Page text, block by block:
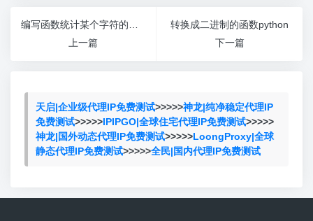
上一篇
转换成二进制的函数python
下一篇
天启|企业级代理IP免费测试>>>>>神龙|纯净稳定代理IP
免费测试>>>>>IPIPGO|全球住宅代理IP免费测试>>>>>
神龙|国外动态代理IP免费测试>>>>>LoongProxy|全球
静态代理IP免费测试>>>>>全民|国内代理IP免费测试